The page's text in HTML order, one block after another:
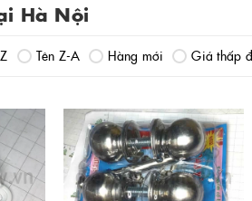
Hà Nội
Tên Z-A Hàng mới Giá thấp